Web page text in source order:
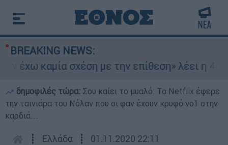
BREAKING NEWS:
καμία σχέση με την επίθεση» λέει η
δημοφιλές τώρα: Σου καίει το μυαλό: Το Netflix έφερε
την ταινιάρα του Νόλαν που οι φαν έχουν κρυφό νο1 στην
καρδιά...
┋ Ελλάδα ┋ 01.11.2020 22:11